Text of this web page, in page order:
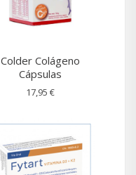
Colder Colágeno
Cápsulas
17,95 €